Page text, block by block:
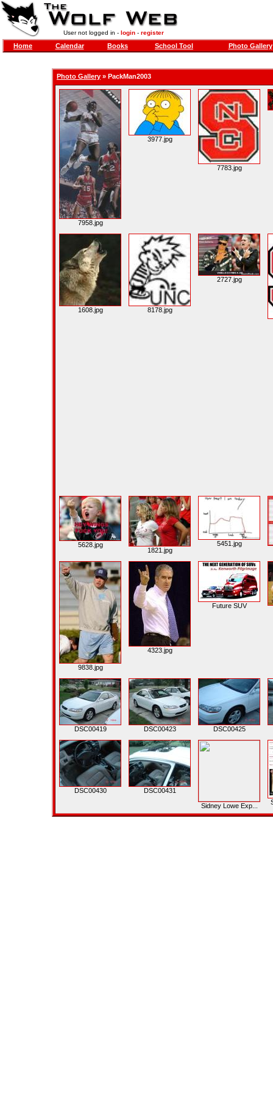
User not logged in - login- register
Home Calendar Books School Tool Photo Gallery
Photo Gallery » PackMan2003
7958.jpg
3977.jpg
7783.jpg
1608.jpg 8178.jpg
2727.jpg
5628.jpg
1821.jpg
5451.jpg
9838.jpg
4323.jpg
Future SUV
DSC00419 DSC00423 DSC00425
DSC00430 DSC00431
Sidney Lowe Exp...